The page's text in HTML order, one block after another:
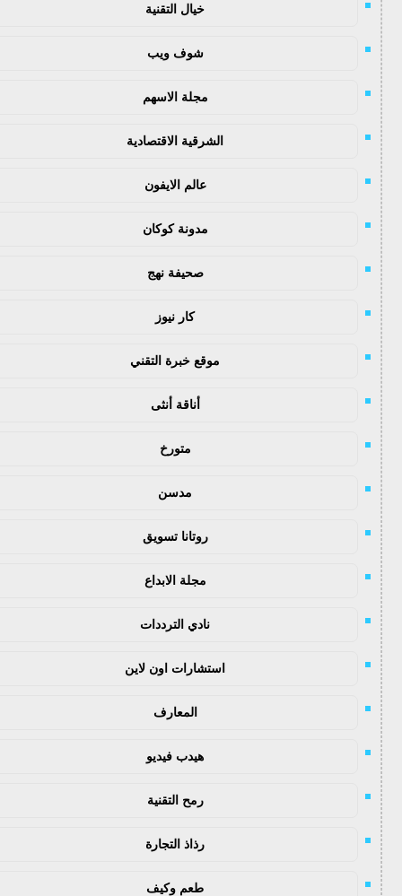
خيال التقنية
شوف ويب
مجلة الاسهم
الشرقية الاقتصادية
عالم الايفون
مدونة كوكان
صحيفة نهج
كار نيوز
موقع خبرة التقني
أناقة أنثى
متورخ
مدسن
روتانا تسويق
مجلة الابداع
نادي الترددات
استشارات اون لاين
المعارف
هيدب فيديو
رمح التقنية
رذاذ التجارة
طعم وكيف